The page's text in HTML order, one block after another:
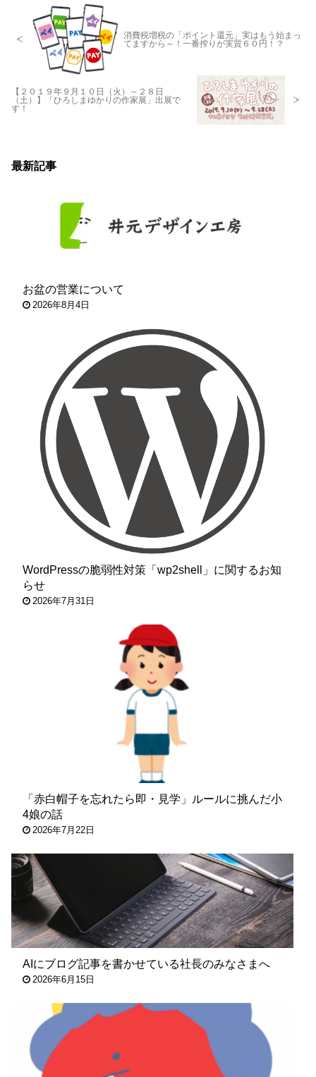
消費税増税の「ポイント還元」実はもう始まっ
てますから～！一番搾りが実質６０円！？
【２０１９年９月１０日（火）～２８日
（土）】「ひろしまゆかりの作家展」出展で
す！
最新記事
お盆の営業について
2026年8月4日
WordPressの脆弱性対策「wp2shell」に関するお知
らせ
2026年7月31日
「赤白帽子を忘れたら即・見学」ルールに挑んだ小
4娘の話
2026年7月22日
AIにブログ記事を書かせている社長のみなさまへ
2026年6月15日